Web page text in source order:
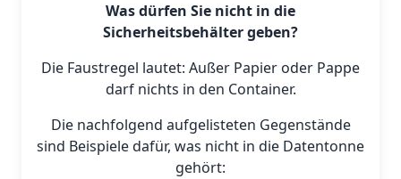
Was dürfen Sie nicht in die
Sicherheitsbehälter geben?
Die Faustregel lautet: Außer Papier oder Pappe
darf nichts in den Container.
Die nachfolgend aufgelisteten Gegenstände
sind Beispiele dafür, was nicht in die Datentonne
gehört: